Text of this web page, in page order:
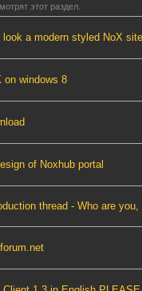
этот раздел.
look a modern styled NoX site
on windows 8
of Noxhub portal
thread - Who are